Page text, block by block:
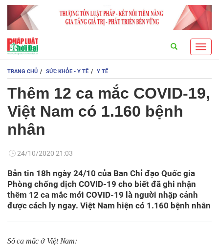
TRANG CHỦ SỨC KHỎE - Y TẾ Y TẾ
Thêm 12 ca mắc COVID-19,
Việt Nam có 1.160 bệnh
nhân
24/10/2020 21:03
Bản tin 18h ngày 24/10 của Ban Chỉ đạo Quốc gia
Phòng chống dịch COVID-19 cho biết đã ghi nhận
thêm 12 ca mắc mới COVID-19 là người nhập cảnh
được cách ly ngay. Việt Nam hiện có 1.160 bệnh nhân
Số ca mắc ở Việt Nam: